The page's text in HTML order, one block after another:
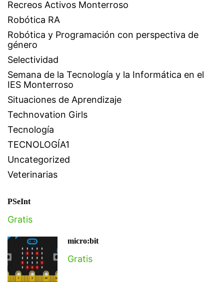
Recreos Activos Monterroso
Robótica RA
Robótica y Programación con perspectiva de
género
Selectividad
Semana de la Tecnología y la Informática en el
IES Monterroso
Situaciones de Aprendizaje
Technovation Girls
Tecnología
TECNOLOGÍA1
Uncategorized
Veterinarias
PSeInt
Gratis
micro:bit
Gratis